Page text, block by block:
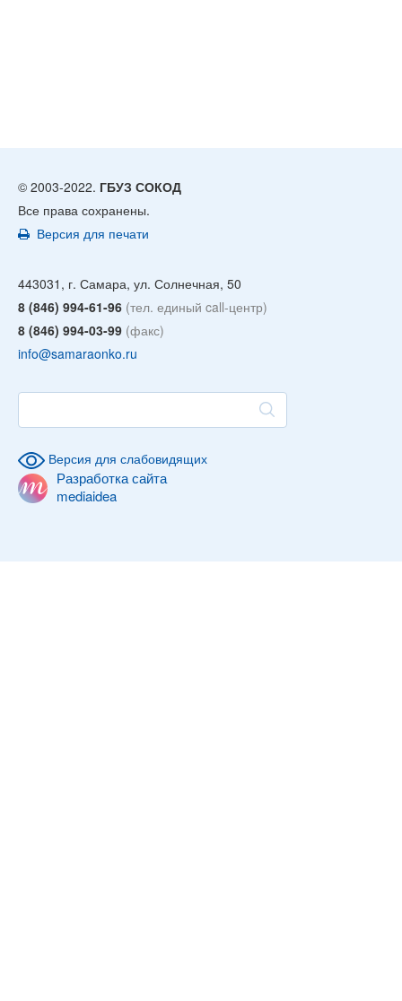
© 2003-2022. ГБУЗ СОКОД
Все права сохранены.
Версия для печати
443031, г. Самара, ул. Солнечная, 50
8 (846) 994-61-96 (тел. единый call-центр)
8 (846) 994-03-99 (факс)
info@samaraonko.ru
Версия для слабовидящих
Разработка сайта
mediaidea